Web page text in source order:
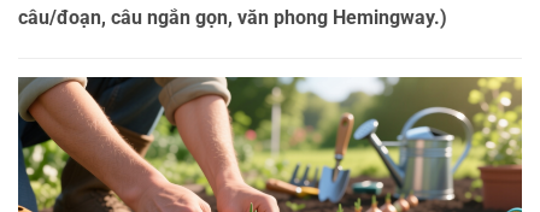
câu/đoạn, câu ngắn gọn, văn phong Hemingway.)